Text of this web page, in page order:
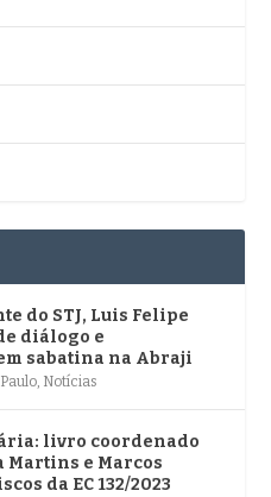
do STJ, Luis Felipe
diálogo e
sabatina na Abraji
, Notícias
livro coordenado
Martins e Marcos
da EC 132/2023